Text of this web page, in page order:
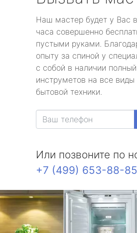
Наш мастер будет у Вас
часа совершенно
пустыми руками.
опыту за спиной у
с собой в наличии
инструметов на все
бытовой техники.
Или позвоните по
+7 (499) 653-88-85